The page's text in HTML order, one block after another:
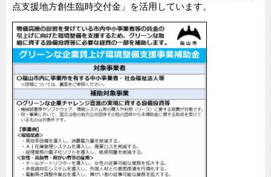
点支援地方創生臨時交付金」を活用しています。